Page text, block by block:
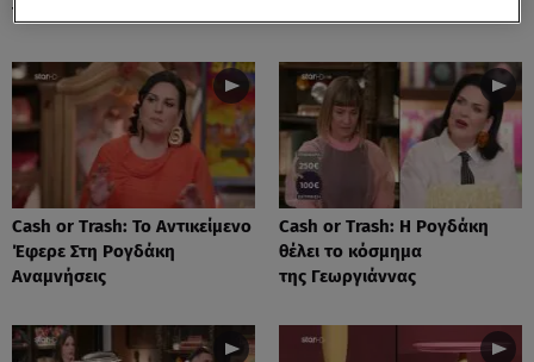
Της!
Cash or Trash: Το Αντικείμενο
Έφερε Στη Ρογδάκη
Αναμνήσεις
Cash or Trash: Η Ρογδάκη
θέλει το κόσμημα
της Γεωργιάννας